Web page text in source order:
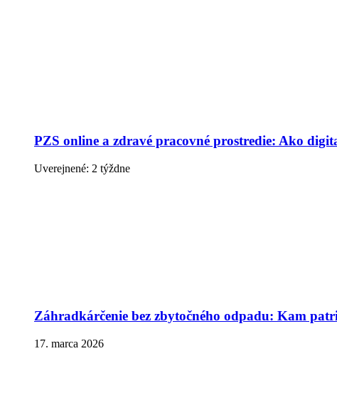
PZS online a zdravé pracovné prostredie: Ako
Uverejnené: 2 týždne
Záhradkárčenie bez zbytočného odpadu: Kam
17. marca 2026